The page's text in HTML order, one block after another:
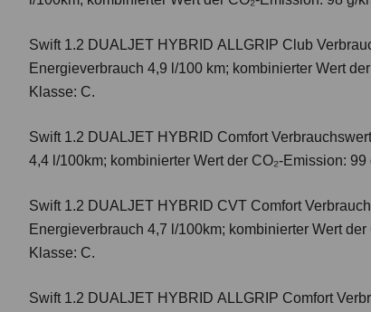
Swift 1.2 DUALJET HYBRID ALLGRIP Club
Energieverbrauch 4,9 l/100 km; kombinierter Wert
Klasse: C.
Swift 1.2 DUALJET HYBRID Comfort
4,4 l/100km; kombinierter Wert der CO₂-Emission: 99
Swift 1.2 DUALJET HYBRID CVT Comfort
Energieverbrauch 4,7 l/100km; kombinierter Wert der
Klasse: C.
Swift 1.2 DUALJET HYBRID ALLGRIP Comfort